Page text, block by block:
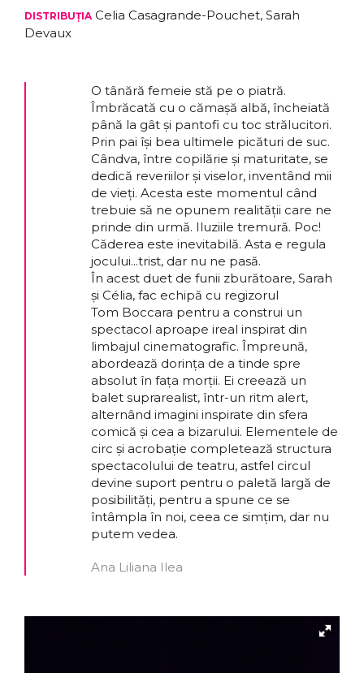
DISTRIBUȚIA Celia Casagrande-Pouchet, Sarah
Devaux
O tânără femeie stă pe o piatră.
Îmbrăcată cu o cămașă albă, încheiată
până la gât și pantofi cu toc strălucitori.
Prin pai își bea ultimele picături de suc.
Cândva, între copilărie și maturitate, se
dedică reveriilor și viselor, inventând mii
de vieți. Acesta este momentul când
trebuie să ne opunem realității care ne
prinde din urmă. Iluziile tremură. Poc!
Căderea este inevitabilă. Asta e regula
jocului...trist, dar nu ne pasă.
În acest duet de funii zburătoare, Sarah
și Célia, fac echipă cu regizorul
Tom Boccara pentru a construi un
spectacol aproape ireal inspirat din
limbajul cinematografic. Împreună,
abordează dorința de a tinde spre
absolut în fața morții. Ei creează un
balet suprarealist, într-un ritm alert,
alternând imagini inspirate din sfera
comică și cea a bizarului. Elementele de
circ și acrobație completează structura
spectacolului de teatru, astfel circul
devine suport pentru o paletă largă de
posibilități, pentru a spune ce se
întâmpla în noi, ceea ce simțim, dar nu
putem vedea.
Ana Liliana Ilea